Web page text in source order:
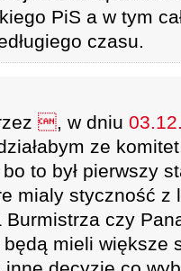
PiS a w tym
czasu.
, w dniu
ze
to był pierwszy
mialy styczność z
Burmistrza czy
mieli większe